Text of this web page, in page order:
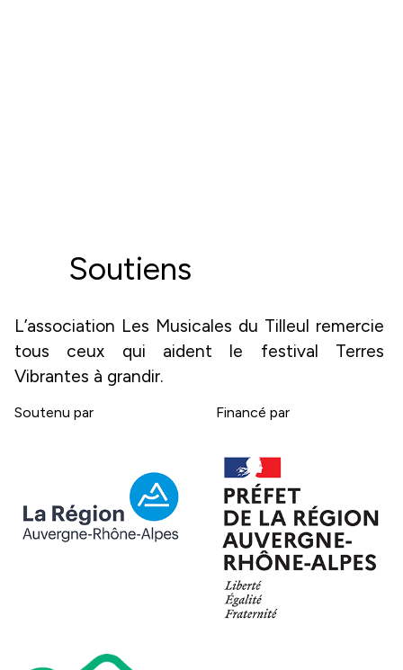
Soutiens
L’association Les Musicales du Tilleul remercie
tous ceux qui aident le festival Terres
Vibrantes à grandir.
Soutenu par Financé par